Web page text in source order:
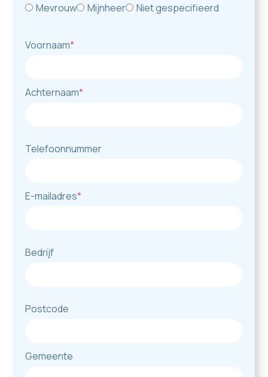
Mevrouw Mijnheer Niet gespecifieerd
Voornaam*
Achternaam*
Telefoonnummer
E-mailadres*
Bedrijf
Postcode
Gemeente